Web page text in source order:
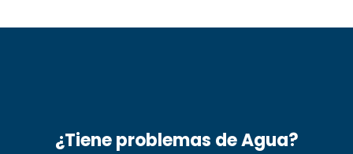
¿Tiene problemas de Agua?